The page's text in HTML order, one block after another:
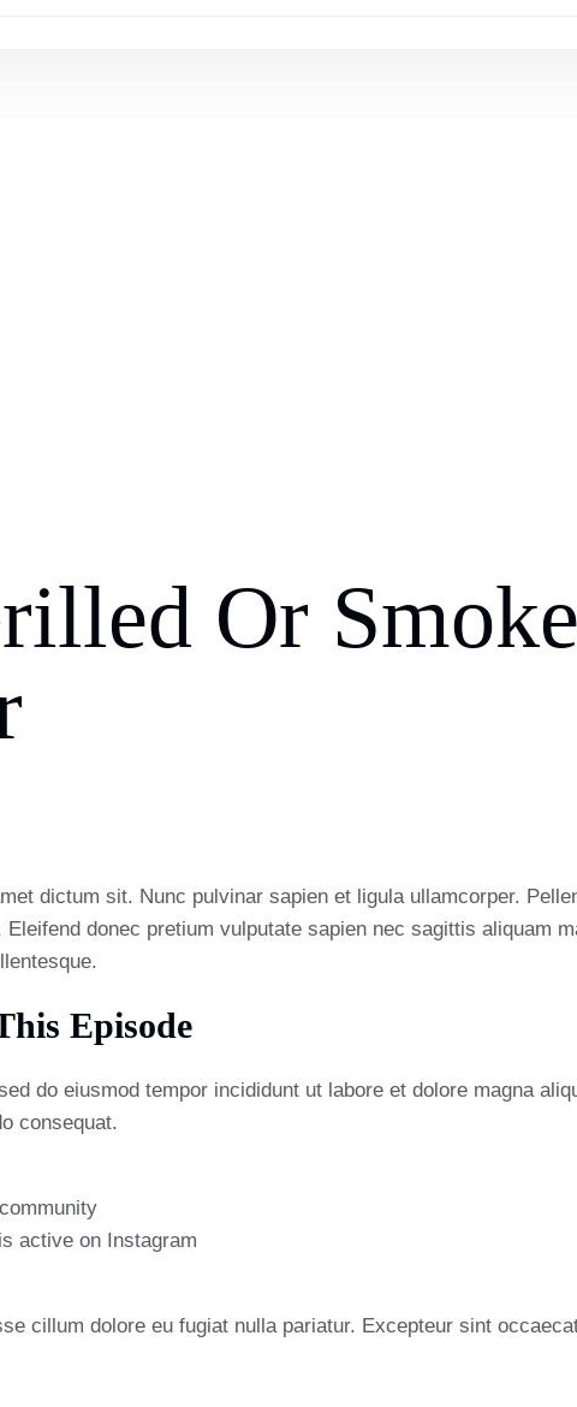
Or
dictum sit. Nunc pulvinar sapien et ligula ullamcorper.
donec pretium vulputate sapien nec sagittis aliquam
Episode
do eiusmod tempor incididunt ut labore et dolore magna
consequat.
active on Instagram
cillum dolore eu fugiat nulla pariatur. Excepteur sint